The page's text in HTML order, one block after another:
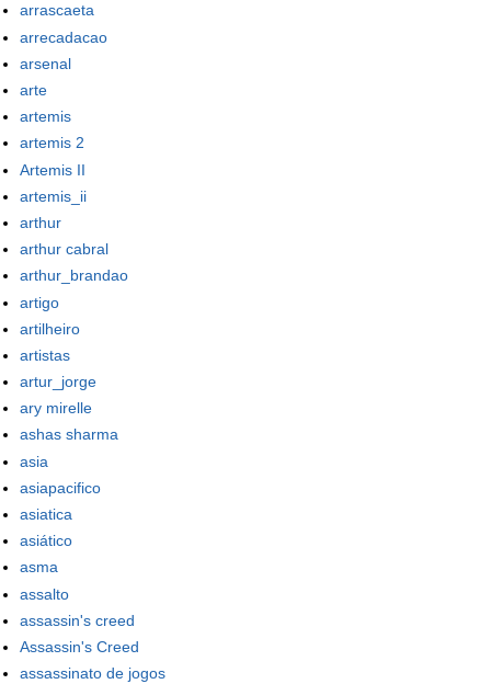
arrascaeta
arrecadacao
arsenal
arte
artemis
artemis 2
Artemis II
artemis_ii
arthur
arthur cabral
arthur_brandao
artigo
artilheiro
artistas
artur_jorge
ary mirelle
ashas sharma
asia
asiapacifico
asiatica
asiático
asma
assalto
assassin's creed
Assassin's Creed
assassinato de jogos